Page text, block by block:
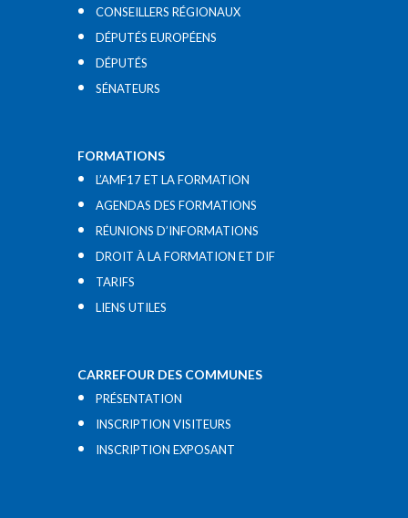
CONSEILLERS RÉGIONAUX
DÉPUTÉS EUROPÉENS
DÉPUTÉS
SÉNATEURS
FORMATIONS
L’AMF17 ET LA FORMATION
AGENDAS DES FORMATIONS
RÉUNIONS D’INFORMATIONS
DROIT À LA FORMATION ET DIF
TARIFS
LIENS UTILES​
CARREFOUR DES COMMUNES
PRÉSENTATION
INSCRIPTION VISITEURS
INSCRIPTION EXPOSANT